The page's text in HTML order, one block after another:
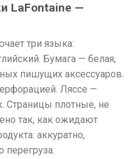
LaFontaine —
три языка:
Бумага — белая,
пишущих аксессуаров.
Ляссе —
Страницы плотные, не
так, как ожидают
аккуратно,
перегруза.